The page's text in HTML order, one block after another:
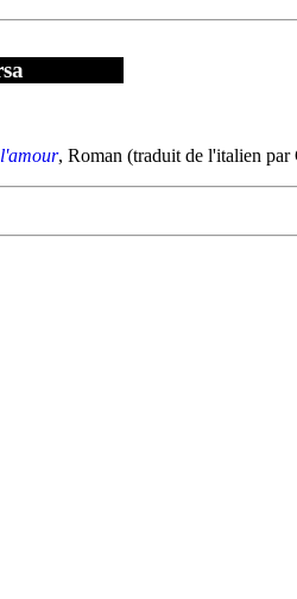
, Roman (traduit de l'italien